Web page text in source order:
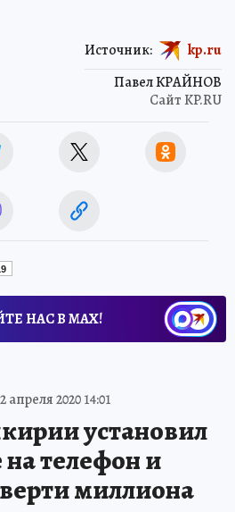
Павел КРАЙНОВ
Сайт KP.RU
Источник: kp.ru
НАС В МАХ!
апреля 2020 14:01
установил
телефон и
миллиона